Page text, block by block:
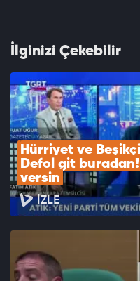
İlginizi Çekebilir
Hürriyet ve
Defol git buradan!
versin
İZLE